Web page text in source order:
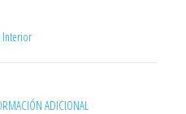
Interior
ADICIONAL